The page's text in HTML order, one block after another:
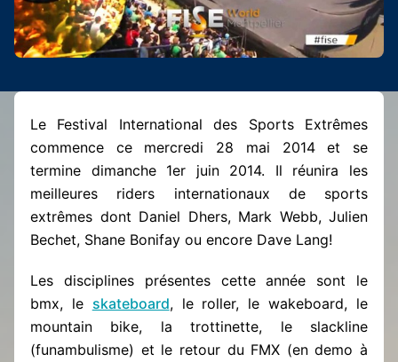
Le Festival International des Sports Extrêmes
commence ce mercredi 28 mai 2014 et se
termine dimanche 1er juin 2014. Il réunira les
meilleures riders internationaux de sports
extrêmes dont Daniel Dhers, Mark Webb, Julien
Bechet, Shane Bonifay ou encore Dave Lang!
Les disciplines présentes cette année sont le
bmx, le skateboard, le roller, le wakeboard, le
mountain bike, la trottinette, le slackline
(funambulisme) et le retour du FMX (en demo à